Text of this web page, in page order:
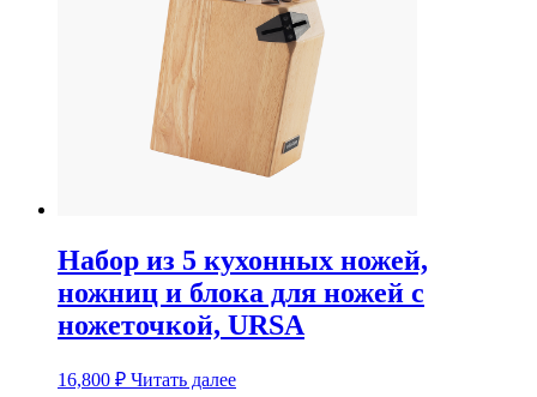
Набор из 5 кухонных ножей,
ножниц и блока для ножей с
ножеточкой, URSA
16,800 ₽ Читать далее